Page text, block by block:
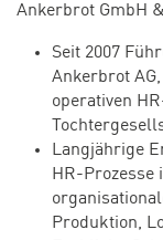
Ankerbrot GmbH
Seit 2007
Ankerbrot
operativen
Langjährige
HR-Prozesse
Produktion,